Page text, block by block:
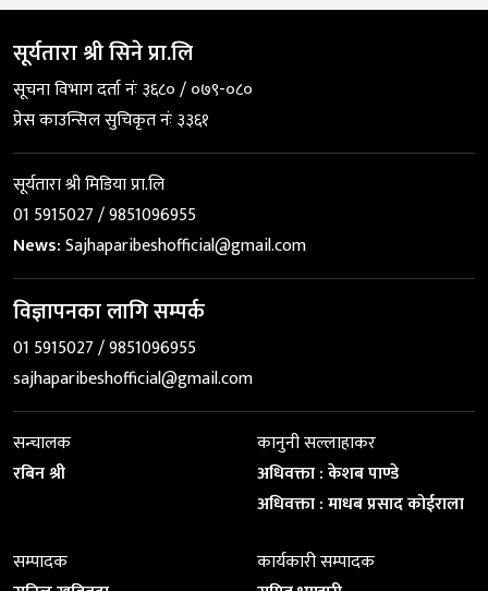
सूर्यतारा श्री सिने प्रा.लि
सूचना विभाग दर्ता नंः ३६८० / ०७९-०८०
प्रेस काउन्सिल सुचिकृत नंः ३३६१
सूर्यतारा श्री मिडिया प्रा.लि
01 5915027 / 9851096955
News:Sajhaparibeshofficial@gmail.com
विज्ञापनका लागि सम्पर्क
01 5915027 / 9851096955
sajhaparibeshofficial@gmail.com
सन्चालक
रबिन श्री
कानुनी सल्लाहाकर
अधिवक्ता : केशब पाण्डे
अधिवक्ता : माधब प्रसाद कोईराला
सम्पादक
कार्यकारी सम्पादक